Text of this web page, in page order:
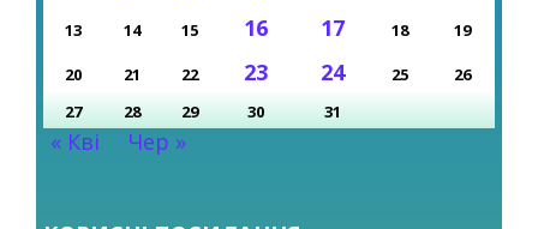
13 14 15 16 17 18 19
20 21 22 23 24 25
26
27
28 29 30 31
« Кві Чер »